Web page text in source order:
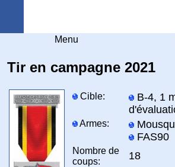
Menu
Tir en campagne 2021
Cible:
B-4, 1
Armes:
FAS90
Nombre de
coups:
18